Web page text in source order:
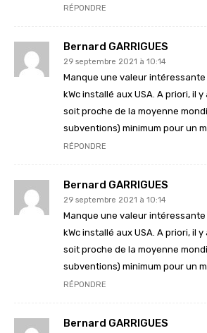
RÉPONDRE
Bernard GARRIGUES
29 septembre 2021 à 10:14
Manque une valeur intéressante
kWc installé aux USA. A priori, il
soit proche de la moyenne
subventions) minimum pour un
RÉPONDRE
Bernard GARRIGUES
29 septembre 2021 à 10:14
Manque une valeur intéressante
kWc installé aux USA. A priori, il
soit proche de la moyenne
subventions) minimum pour un
RÉPONDRE
Bernard GARRIGUES